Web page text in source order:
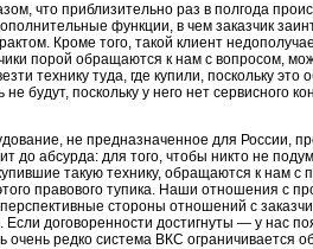
что приблизительно раз в полгода
функции, в чем заказчик
Кроме того, такой клиент
порой обращаются к нам с вопросом,
технику туда, где купили, поскольку
будут, поскольку у него нет сервисного
не предназначенное для России,
до абсурда: для того, чтобы никто не
такую технику, обращаются к нам с
правового тупика. Наши отношения с
стороны отношений с
договоренности достигнуты — у нас
редко система ВКС ограничивается